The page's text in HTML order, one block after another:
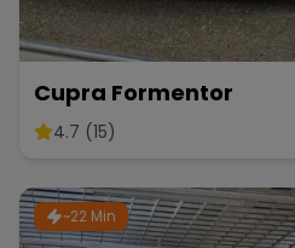
Cupra Formentor
4.7 (15)
~22 Min